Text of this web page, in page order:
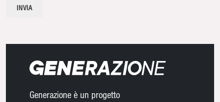
Generazione è un progetto